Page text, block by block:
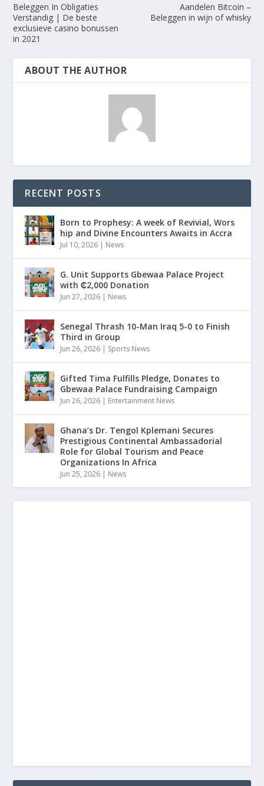
Beleggen In Obligaties
Verstandig | De beste
exclusieve casino bonussen
in 2021
Aandelen Bitcoin –
Beleggen in wijn of whisky
ABOUT THE AUTHOR
RECENT POSTS
Born to Prophesy: A week of Revivial, Wors
hip and Divine Encounters Awaits in Accra
Jul 10, 2026 | News
G. Unit Supports Gbewaa Palace Project
with ₵2,000 Donation
Jun 27, 2026 | News
Senegal Thrash 10-Man Iraq 5-0 to Finish
Third in Group
Jun 26, 2026 | Sports News
Gifted Tima Fulfills Pledge, Donates to
Gbewaa Palace Fundraising Campaign
Jun 26, 2026 | Entertainment News
Ghana’s Dr. Tengol Kplemani Secures
Prestigious Continental Ambassadorial
Role for Global Tourism and Peace
Organizations In Africa
Jun 25, 2026 | News